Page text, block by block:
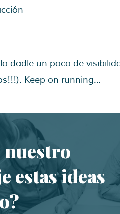
dadle un poco de
Keep on running…
nuestro
estas ideas